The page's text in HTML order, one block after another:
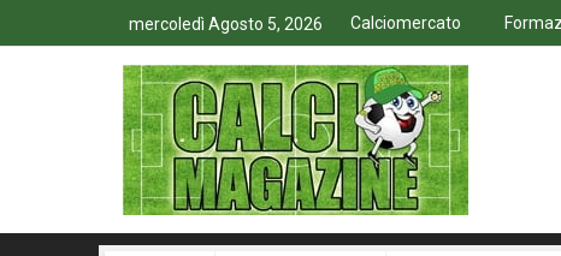
mercoledì Agosto 5, 2026 Calciomercato